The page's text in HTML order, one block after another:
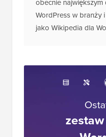
obecnie
WordPress w branży
jako Wikipedia dla